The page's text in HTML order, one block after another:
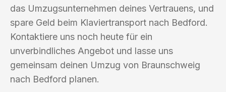
das Umzugsunternehmen deines Vertrauens, und
spare Geld beim Klaviertransport nach Bedford.
Kontaktiere uns noch heute für ein
unverbindliches Angebot und lasse uns
gemeinsam deinen Umzug von Braunschweig
nach Bedford planen.